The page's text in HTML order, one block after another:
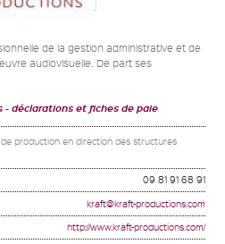
de la gestion administrative et de
audiovisuelle. De part ses
déclarations et fiches de paie
production en direction des structures
09 81 91 68 91
kraft@kraft-productions.com
http://www.kraft-productions.com/